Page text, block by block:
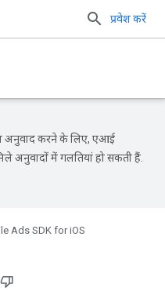
प्रवेश करें
अनुवाद करने के लिए, एआई
अनुवादों में गलतियां हो सकती हैं.
Ads SDK for iOS